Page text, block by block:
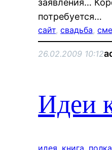
заявления…
потребуется…
сайт, свадьба,
26.02.2009 10:12
Идеи